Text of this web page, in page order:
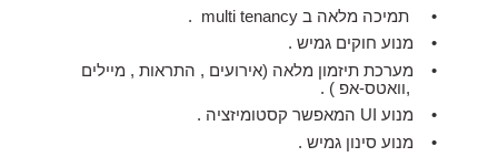
•
תמיכה מלאה ב multi tenancy
.
•
מנוע חוקים גמיש .
•
מערכת תיזמון מלאה (אירועים , התראות , מיילים
,וואטס-אפ ) .
•
מנוע UI המאפשר קסטומיזציה .
•
מנוע סינון גמיש .